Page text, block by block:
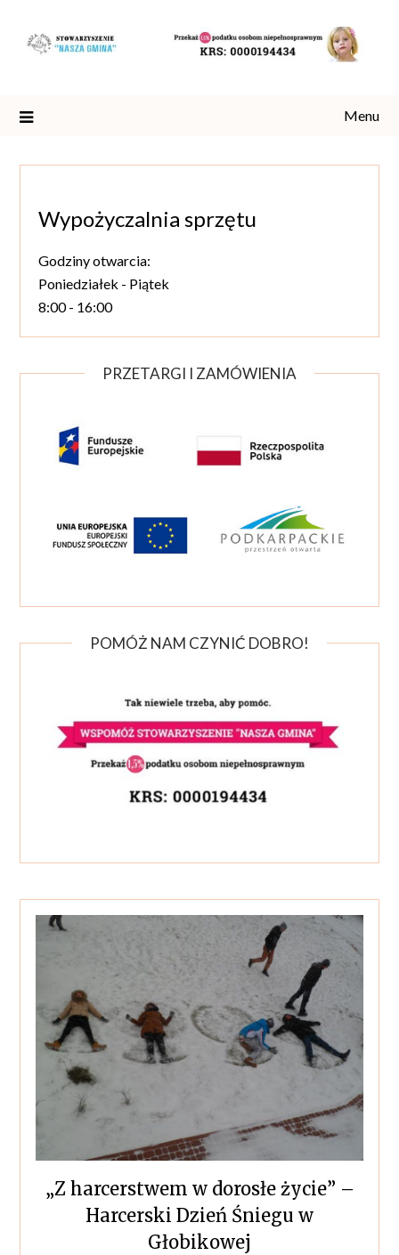
content
Menu
Wypożyczalnia sprzętu
Godziny otwarcia:
Poniedziałek - Piątek
8:00 - 16:00
PRZETARGI I ZAMÓWIENIA
POMÓŻ NAM CZYNIĆ DOBRO!
„Z harcerstwem w dorosłe życie” –
Harcerski Dzień Śniegu w
Głobikowej